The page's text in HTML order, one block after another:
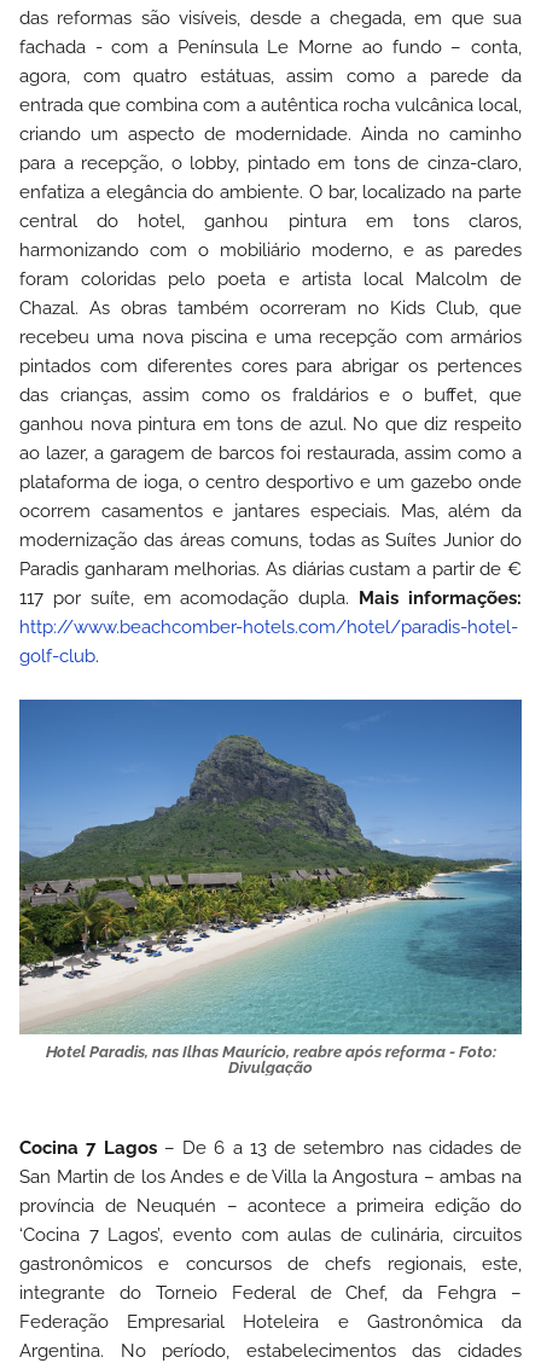
das reformas são visíveis, desde a chegada, em que sua
fachada - com a Península Le Morne ao fundo – conta,
agora, com quatro estátuas, assim como a parede da
entrada que combina com a autêntica rocha vulcânica local,
criando um aspecto de modernidade. Ainda no caminho
para a recepção, o lobby, pintado em tons de cinza-claro,
enfatiza a elegância do ambiente. O bar, localizado na parte
central do hotel, ganhou pintura em tons claros,
harmonizando com o mobiliário moderno, e as paredes
foram coloridas pelo poeta e artista local Malcolm de
Chazal. As obras também ocorreram no Kids Club, que
recebeu uma nova piscina e uma recepção com armários
pintados com diferentes cores para abrigar os pertences
das crianças, assim como os fraldários e o buffet, que
ganhou nova pintura em tons de azul. No que diz respeito
ao lazer, a garagem de barcos foi restaurada, assim como a
plataforma de ioga, o centro desportivo e um gazebo onde
ocorrem casamentos e jantares especiais. Mas, além da
modernização das áreas comuns, todas as Suítes Junior do
Paradis ganharam melhorias. As diárias custam a partir de €
117 por suíte, em acomodação dupla. Mais informações:
http://www.beachcomber-hotels.com/hotel/paradis-hotel-
golf-club.
Hotel Paradis, nas Ilhas Maurício, reabre após reforma - Foto:
Divulgação
Cocina 7 Lagos– De 6 a 13 de setembro nas cidades de
San Martin de los Andes e de Villa la Angostura – ambas na
província de Neuquén – acontece a primeira edição do
‘Cocina 7 Lagos’, evento com aulas de culinária, circuitos
gastronômicos e concursos de chefs regionais, este,
integrante do Torneio Federal de Chef, da Fehgra –
Federação Empresarial Hoteleira e Gastronômica da
Argentina. No período, estabelecimentos das cidades